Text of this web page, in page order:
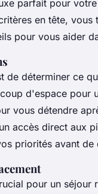
parfait pour
en tête,
pour vous aider
de déterminer ce
d'espace pour
vous détendre
accès direct aux
priorités avant
pour un séjour